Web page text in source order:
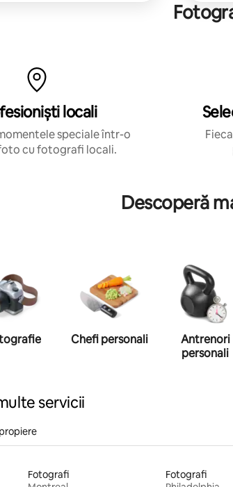
locali
speciale într-o
cu fotografi locali.
Descoperă
Chefi personali
Antrenori
personali
servicii
Fotografi
Fotografi